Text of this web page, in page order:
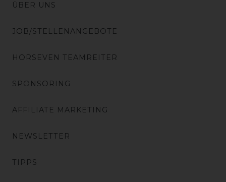
ÜBER UNS
JOB/STELLENANGEBOTE
HORSEVEN TEAMREITER
SPONSORING
AFFILIATE MARKETING
NEWSLETTER
TIPPS